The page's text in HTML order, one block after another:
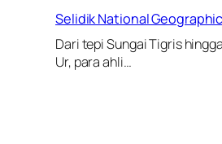
Selidik National
Dari tepi Sungai Tigris
Ur, para ahli…